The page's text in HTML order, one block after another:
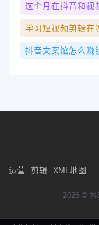
这个月在抖音和视
学习短视频剪辑在
抖音文案馆怎么赚
运营 剪辑 XML地图
2026 © 抖